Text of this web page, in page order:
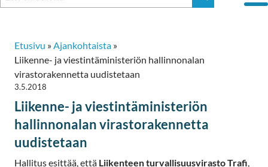
Etusivu » Ajankohtaista »
Liikenne- ja viestintäministeriön hallinnonalan
virastorakennetta uudistetaan
3.5.2018
Liikenne- ja viestintäministeriön
hallinnonalan virastorakennetta
uudistetaan
Hallitus esittää, että Liikenteen turvallisuusvirasto Trafi,